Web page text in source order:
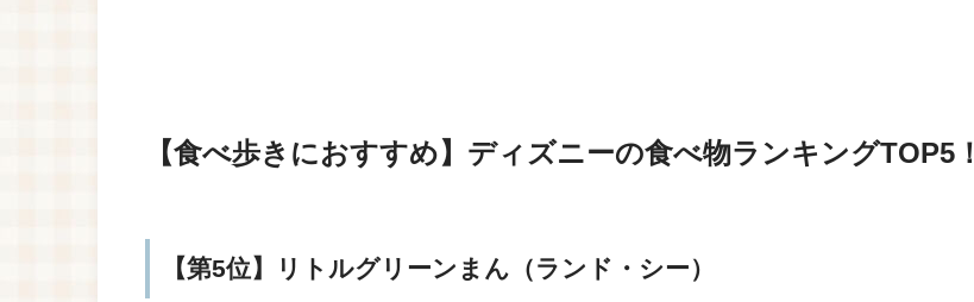
【食べ歩きにおすすめ】ディズニーの食べ物ランキングTOP5！
【第5位】リトルグリーンまん（ランド・シー）